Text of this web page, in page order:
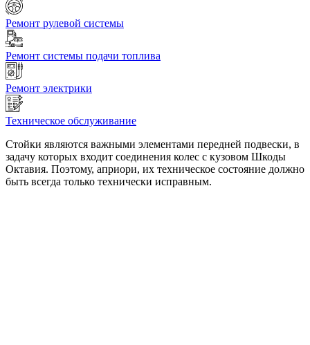
Ремонт рулевой системы
Ремонт системы подачи топлива
Ремонт электрики
Техническое обслуживание
Стойки являются важными элементами передней подвески, в
задачу которых входит соединения колес с кузовом Шкоды
Октавия. Поэтому, априори, их техническое состояние должно
быть всегда только технически исправным.